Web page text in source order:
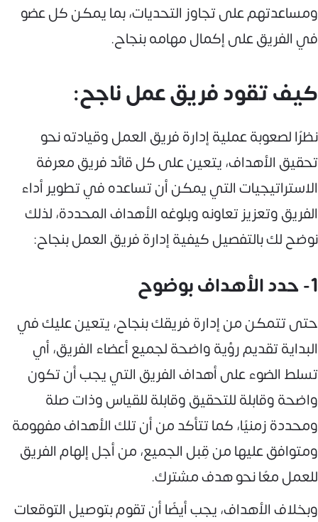
ومساعدتهم على تجاوز التحديات، بما يمكن كل عضو
في الفريق على إكمال مهامه بنجاح.
كيف تقود فريق عمل ناجح:
نظرًا لصعوبة عملية إدارة فريق العمل وقيادته نحو
تحقيق الأهداف، يتعين على كل قائد فريق معرفة
الاستراتيجيات التي يمكن أن تساعده في تطوير أداء
الفريق وتعزيز تعاونه وبلوغه الأهداف المحددة، لذلك
نوضح لك بالتفصيل كيفية إدارة فريق العمل بنجاح:
1- حدد الأهداف بوضوح
حتى تتمكن من إدارة فريقك بنجاح، يتعين عليك في
البداية تقديم رؤية واضحة لجميع أعضاء الفريق، أي
تسلط الضوء على أهداف الفريق التي يجب أن تكون
واضحة وقابلة للتحقيق وقابلة للقياس وذات صلة
ومحددة زمنيًا، كما تتأكد من أن تلك الأهداف مفهومة
ومتوافق عليها من قِبل الجميع، من أجل إلهام الفريق
للعمل معًا نحو هدف مشترك.
وبخلاف الأهداف، يجب أيضًا أن تقوم بتوصيل التوقعات